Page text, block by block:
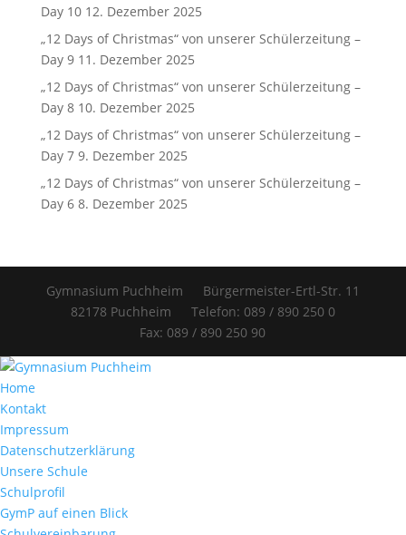
Day 10 12. Dezember 2025
„12 Days of Christmas“ von unserer Schülerzeitung –
Day 9 11. Dezember 2025
„12 Days of Christmas“ von unserer Schülerzeitung –
Day 8 10. Dezember 2025
„12 Days of Christmas“ von unserer Schülerzeitung –
Day 7 9. Dezember 2025
„12 Days of Christmas“ von unserer Schülerzeitung –
Day 6 8. Dezember 2025
Gymnasium Puchheim Bürgermeister-Ertl-Str. 11
82178 Puchheim Telefon: 089 / 890 250 0
Fax: 089 / 890 250 90
Home
Kontakt
Impressum
Datenschutzerklärung
Unsere Schule
Schulprofil
GymP auf einen Blick